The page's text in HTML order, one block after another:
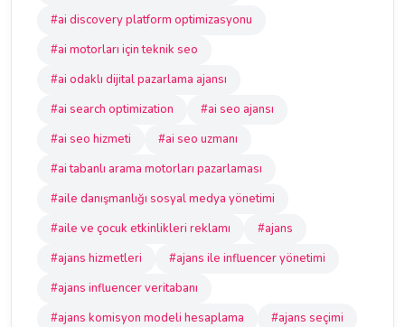
#ai discovery platform optimizasyonu
#ai motorları için teknik seo
#ai odaklı dijital pazarlama ajansı
#ai search optimization
#ai seo ajansı
#ai seo hizmeti
#ai seo uzmanı
#ai tabanlı arama motorları pazarlaması
#aile danışmanlığı sosyal medya yönetimi
#aile ve çocuk etkinlikleri reklamı
#ajans
#ajans hizmetleri
#ajans ile influencer yönetimi
#ajans influencer veritabanı
#ajans komisyon modeli hesaplama
#ajans seçimi